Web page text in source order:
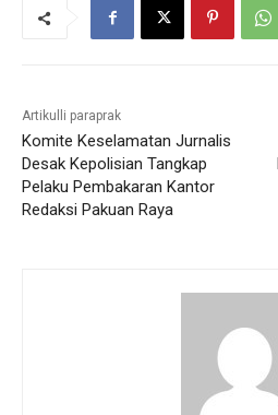
Artikulli paraprak
Komite Keselamatan Jurnalis
Desak Kepolisian Tangkap
Pelaku Pembakaran Kantor
Redaksi Pakuan Raya